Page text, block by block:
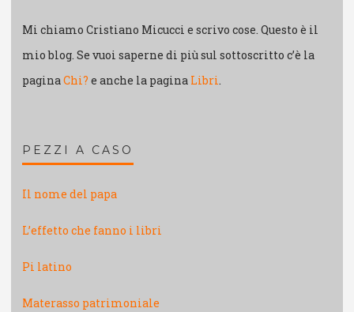
Mi chiamo Cristiano Micucci e scrivo cose. Questo è il
mio blog. Se vuoi saperne di più sul sottoscritto c’è la
paginaChi? e anche la pagina Libri.
PEZZI A CASO
Il nome del papa
L’effetto che fanno i libri
Pi latino
Materasso patrimoniale